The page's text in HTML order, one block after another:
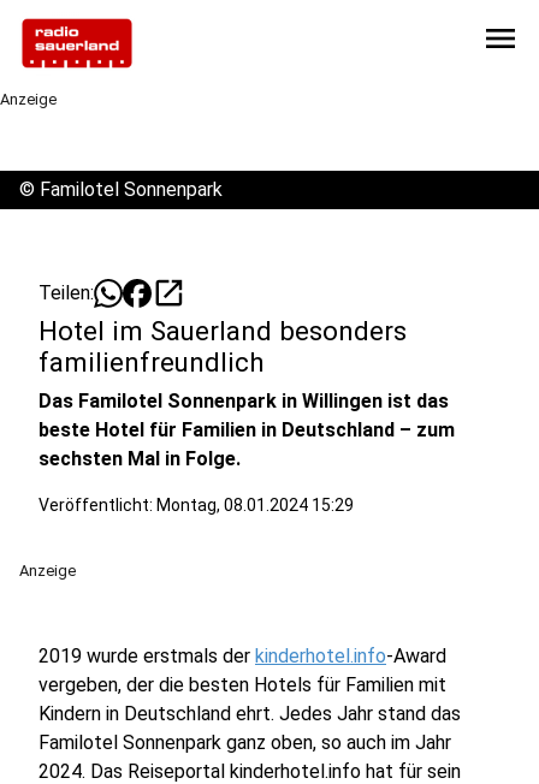
menu
Anzeige
© Familotel Sonnenpark
Teilen: open_in_new
Hotel im Sauerland besonders
familienfreundlich
Das Familotel Sonnenpark in Willingen ist das
beste Hotel für Familien in Deutschland – zum
sechsten Mal in Folge.
Veröffentlicht: Montag, 08.01.2024 15:29
Anzeige
2019 wurde erstmals der kinderhotel.info-Award
vergeben, der die besten Hotels für Familien mit
Kindern in Deutschland ehrt. Jedes Jahr stand das
Familotel Sonnenpark ganz oben, so auch im Jahr
2024. Das Reiseportal kinderhotel.info hat für sein